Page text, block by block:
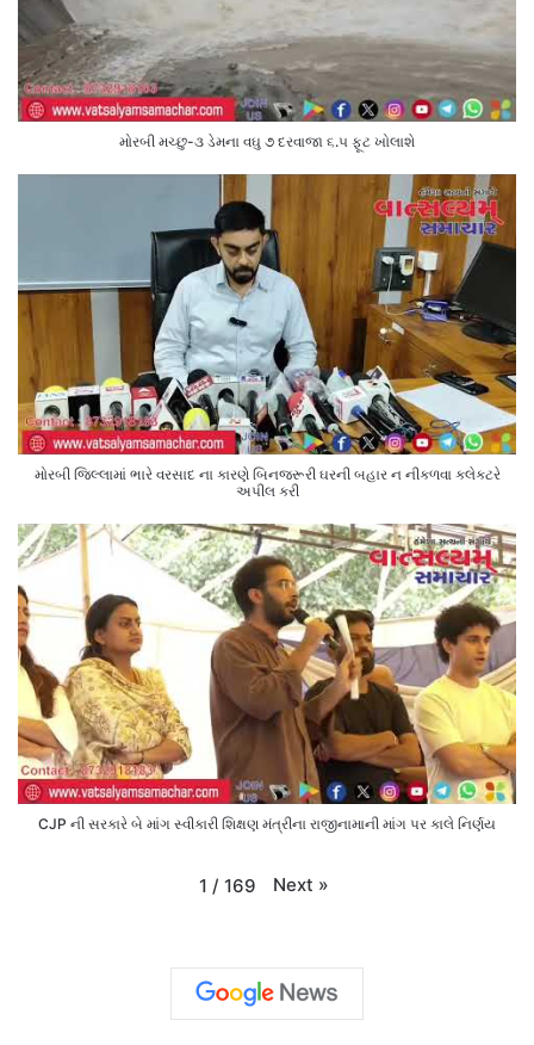
મોરબી મચ્છુ-૩ ડેમના વઘુ ૭ દરવાજા ૬.૫ ફૂટ ખોલાશે
મોરબી જિલ્લામાં ભારે વરસાદ ના કારણે બિનજરૂરી ઘરની બહાર ન નીકળવા કલેક્ટરે
અપીલ કરી
CJP ની સરકારે બે માંગ સ્વીકારી શિક્ષણ મંત્રીના રાજીનામાની માંગ પર કાલે નિર્ણય
1 / 169 Next »